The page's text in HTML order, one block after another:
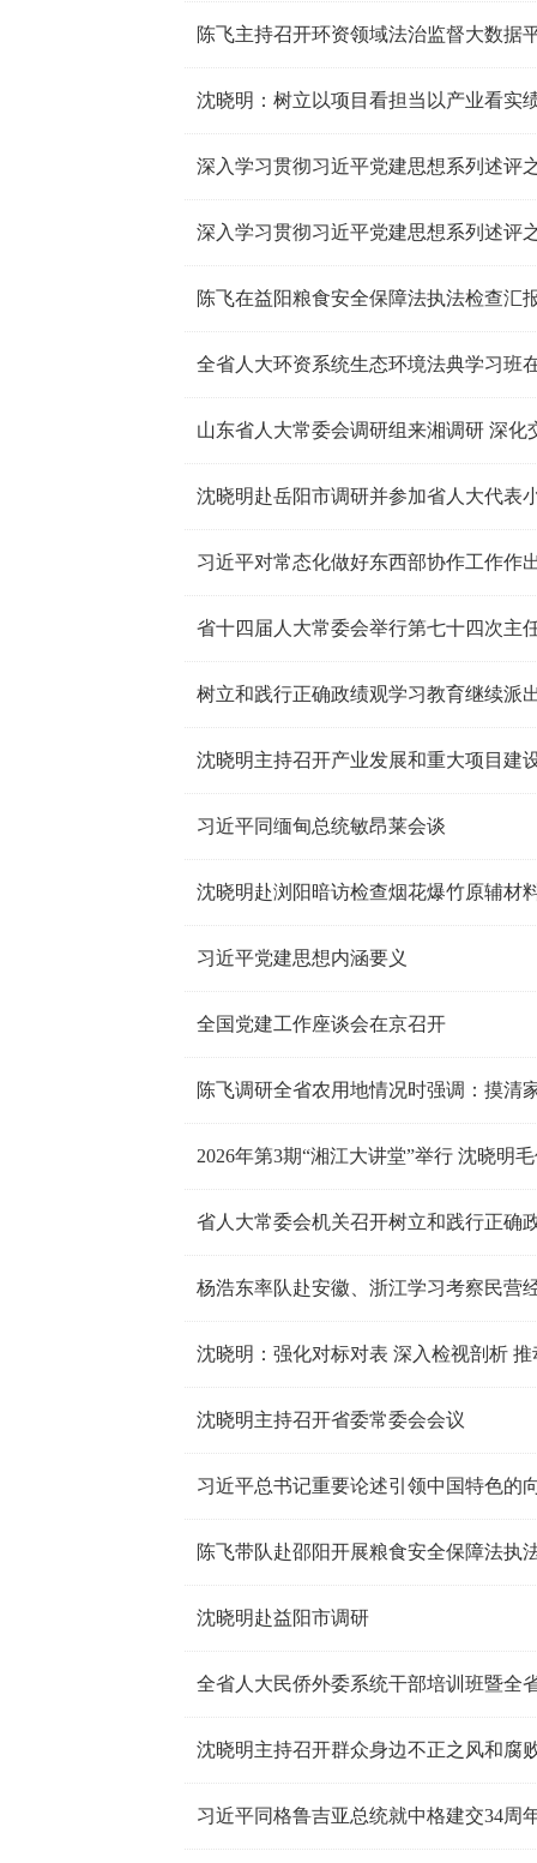
陈飞主持召开环资领域法治监督大数据
深入学习贯彻习近平党建思想系列述评
深入学习贯彻习近平党建思想系列述评
全省人大环资系统生态环境法典学习班
山东省人大常委会调研组来湘调研 深
沈晓明赴岳阳市调研并参加省人大代表
习近平对常态化做好东西部协作工作作
树立和践行正确政绩观学习教育继续派
沈晓明主持召开产业发展和重大项目建
习近平同缅甸总统敏昂莱会谈
沈晓明赴浏阳暗访检查烟花爆竹原辅材
习近平党建思想内涵要义
全国党建工作座谈会在京召开
陈飞调研全省农用地情况时强调：摸清
2026年第3期“湘江大讲堂”举行 沈晓明
杨浩东率队赴安徽、浙江学习考察民营
沈晓明：强化对标对表 深入检视剖析
沈晓明主持召开省委常委会会议
习近平总书记重要论述引领中国特色的
陈飞带队赴邵阳开展粮食安全保障法执
沈晓明赴益阳市调研
沈晓明主持召开群众身边不正之风和腐
习近平同格鲁吉亚总统就中格建交34周